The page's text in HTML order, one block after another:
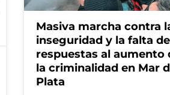
Masiva marcha contra
inseguridad y la falta de
respuestas al aumento
la criminalidad en Mar
Plata